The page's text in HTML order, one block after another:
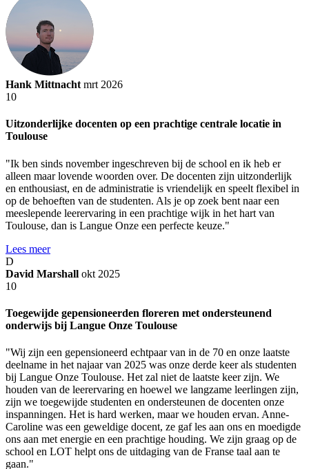
Hank Mittnacht mrt 2026
10
Uitzonderlijke docenten op een prachtige centrale locatie in
Toulouse
"Ik ben sinds november ingeschreven bij de school en ik heb er
alleen maar lovende woorden over. De docenten zijn uitzonderlijk
en enthousiast, en de administratie is vriendelijk en speelt flexibel in
op de behoeften van de studenten. Als je op zoek bent naar een
meeslepende leerervaring in een prachtige wijk in het hart van
Toulouse, dan is Langue Onze een perfecte keuze."
Lees meer
D
David Marshall okt 2025
10
Toegewijde gepensioneerden floreren met ondersteunend
onderwijs bij Langue Onze Toulouse
"Wij zijn een gepensioneerd echtpaar van in de 70 en onze laatste
deelname in het najaar van 2025 was onze derde keer als studenten
bij Langue Onze Toulouse. Het zal niet de laatste keer zijn. We
houden van de leerervaring en hoewel we langzame leerlingen zijn,
zijn we toegewijde studenten en ondersteunen de docenten onze
inspanningen. Het is hard werken, maar we houden ervan. Anne-
Caroline was een geweldige docent, ze gaf les aan ons en moedigde
ons aan met energie en een prachtige houding. We zijn graag op de
school en LOT helpt ons de uitdaging van de Franse taal aan te
gaan."